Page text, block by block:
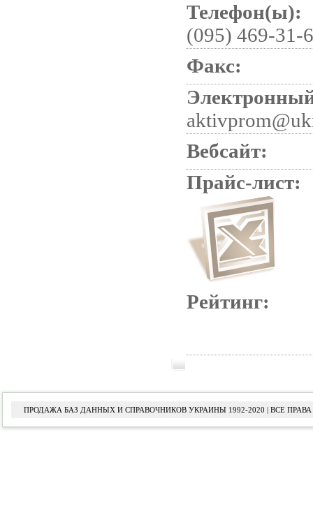
Телефон(ы):
(095) 469-31-
Факс:
Вебсайт:
Прайс-лист:
Рейтинг:
ПРОДАЖА БАЗ ДАННЫХ И СПРАВОЧНИКОВ УКРАИНЫ 1992-2020 | ВСЕ